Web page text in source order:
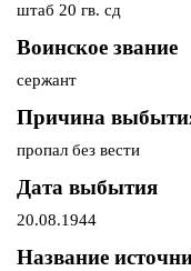
штаб 20 гв. сд
Воинское звание
сержант
Причина
пропал без вести
Дата выбытия
20.08.1944
Название